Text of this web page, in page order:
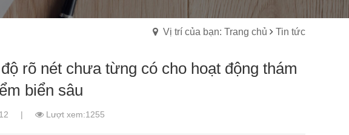
Vị trí của bạn: Trang chủ Tin tức
rõ nét chưa từng có cho hoạt động thám
biển sâu
| Lượt xem:1255